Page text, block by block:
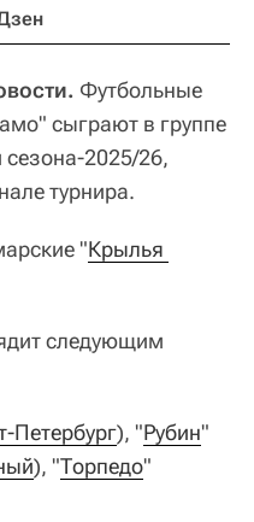
Футбольные
сыграют в группе
сезона-2025/26,
турнира.
"Крылья
следующим
Петербург), "Рубин"
), "Торпедо"